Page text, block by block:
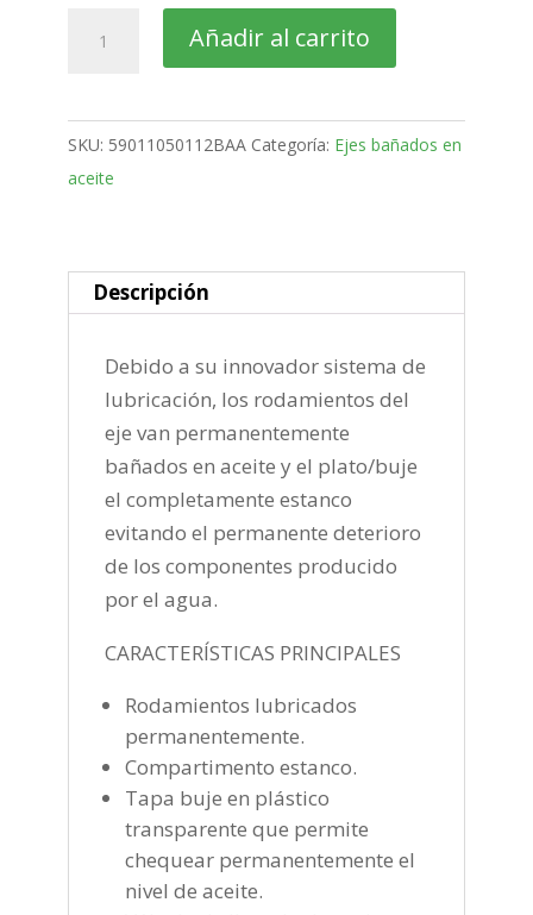
bañado
en
aceite
5Tx112
cantidad
Añadir al carrito
SKU: 59011050112BAA Categoría: Ejes bañados en
aceite
Descripción
Debido a su innovador sistema de
lubricación, los rodamientos del
eje van permanentemente
bañados en aceite y el plato/buje
el completamente estanco
evitando el permanente deterioro
de los componentes producido
por el agua.
CARACTERÍSTICAS PRINCIPALES
Rodamientos lubricados
permanentemente.
Compartimento estanco.
Tapa buje en plástico
transparente que permite
chequear permanentemente el
nivel de aceite.